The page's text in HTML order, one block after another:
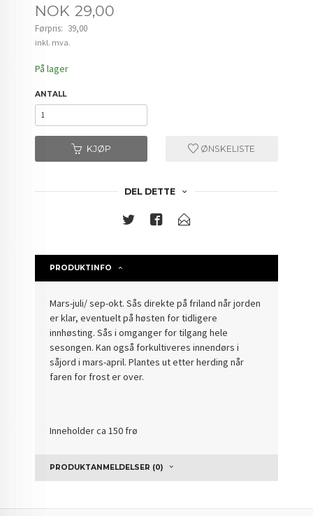
Tilbud
NOK 29,00
Førpris: 39,00
Rabatt
inkl. mva.
På lager
ANTALL
KJØP ØNSKELISTE
DEL DETTE
PRODUKTINFO
Mars-juli/ sep-okt.Sås direkte på friland når jorden
er klar, eventuelt på høsten for tidligere
innhøsting. Sås i omganger for tilgang hele
sesongen. Kan også forkultiveres innendørs i
såjord i mars-april. Plantes ut etter herding når
faren for frost er over.
Inneholder ca 150 frø
PRODUKTANMELDELSER (0)